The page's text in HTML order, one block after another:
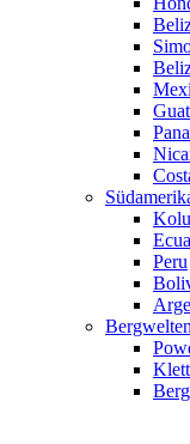
Peru
Bergwelten